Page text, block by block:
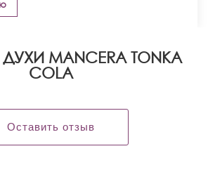
MANCERA TONKA
COLA
Оставить отзыв